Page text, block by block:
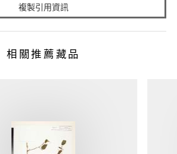
複製引用資訊
相關推薦藏品